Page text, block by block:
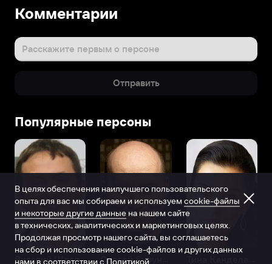
Комментарии
Расскажите первым о персоне
Отправить
Популярные персоны
Виталий Шляппо
В целях обеспечения наилучшего пользовательского
опыта для вас мы собираем и используем cookie-файлы
и некоторые другие данные на нашем сайте
в технических, аналитических и маркетинговых целях.
Продолжая просмотр нашего сайта, вы соглашаетесь
на сбор и использование cookie-файлов и других данных
нами в соответствии с Политикой